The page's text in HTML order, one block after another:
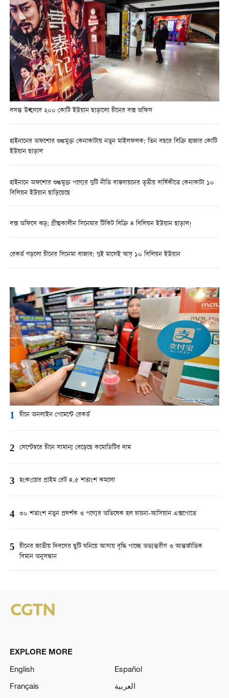
বসন্ত উৎসবে ২০০ কোটি ইউয়ান ছাড়ালো চীনের বক্স অফিস
হাইনানের অফশোর শুল্কমুক্ত কেনাকাটায় নতুন মাইলফলক: তিন বছরে বিক্রি হাজার কোটি
ইউয়ান ছাড়াল
হাইনানে অফশোর শুল্কমুক্ত পণ্যের দুটি নীতি বাস্তবায়নের তৃতীয় বার্ষিকীতে কেনাকাটা ১০
বিলিয়ন ইউয়ান ছাড়িয়েছে
বক্স অফিসে ঝড়; গ্রীষ্মকালীন সিনেমার টিকিট বিক্রি ৪ বিলিয়ন ইউয়ান ছাড়াল!
রেকর্ড গড়লো চীনের সিনেমা বাজার: দুই মাসেই আয় ১০ বিলিয়ন ইউয়ান
1 চীনে অনলাইন পেমেন্টে রেকর্ড
2 সেপ্টেম্বরে চীনে সামান্য বেড়েছে কমোডিটির দাম
3 হংকংয়ের প্রাইম রেট ৪.৫ শতাংশ কমলো
4 ৩০ শতাংশ নতুন প্রদর্শক ও পণ্যের অভিষেক হল চায়না-আসিয়ান এক্সপোতে
5 চীনের জাতীয় দিবসের ছুটি ঘনিয়ে আসায় বৃদ্ধি পাচ্ছে অভ্যন্তরীণ ও আন্তর্জাতিক
বিমান অনুসন্ধান
EXPLORE MORE
English
Español
Français
العربية